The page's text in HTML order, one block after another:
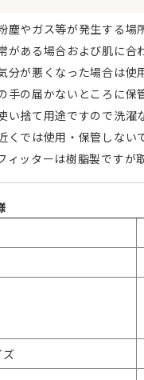
塵やガス等が発生する場
がある場合および肌に合
分が悪くなった場合は使
手の届かないところに保
い捨て用途ですので洗濯
くでは使用・保管しない
ィッターは樹脂製ですが
ズ